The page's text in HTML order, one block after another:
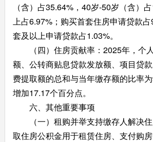
（含）占35.64%，40岁-50岁（含）
上占6.97%；购买首套住房申请贷款
套及以上申请贷款占1.03%。
（四）住房贡献率：2025年，个
额、公转商贴息贷款发放额、项目贷
费提取额的总和与当年缴存额的比率
增加17.17个百分点。
六、其他重要事项
（一）租购并举支持缴存人解决住
取住房公积金用于租赁住房、支付购